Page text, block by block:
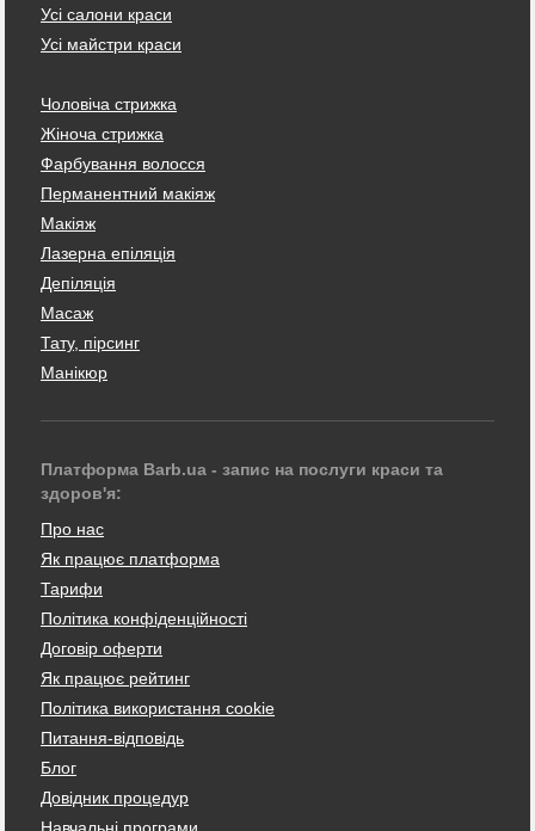
Усі салони краси
Усі майстри краси
Чоловіча стрижка
Жіноча стрижка
Фарбування волосся
Перманентний макіяж
Макіяж
Лазерна епіляція
Депіляція
Масаж
Тату, пірсинг
Манікюр
Платформа Barb.ua - запис на послуги краси та
здоров'я:
Про нас
Як працює платформа
Тарифи
Політика конфіденційності
Договір оферти
Як працює рейтинг
Політика використання cookie
Питання-відповідь
Блог
Довідник процедур
Навчальні програми